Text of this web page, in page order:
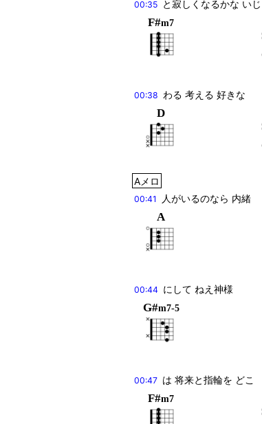
00:35 と寂しくなるかな いじ
F#m7
00:38 わる 考える 好きな
D
Aメロ
00:41 人がいるのなら 内緒
A
00:44 にして ねえ神様
G#m7-5
00:47 は 将来と指輪を どこ
F#m7